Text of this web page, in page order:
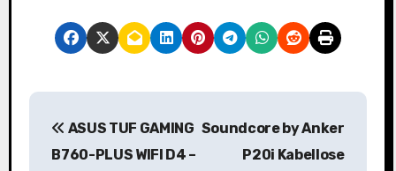
B
ASUS TUF GAMING
B760-PLUS WIFI D4 –
Soundcore by Anker
P20i Kabellose